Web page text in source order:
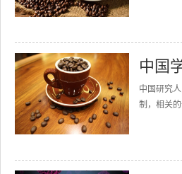
中国
中国研究
制，相关